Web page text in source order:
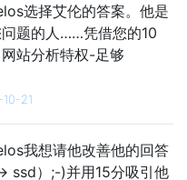
选择艾伦的答案。他是
题的人……凭借您的10
站分析特权-足够
10-21
我想请他改善他的回答
> ssd）;-)并用15分吸引他